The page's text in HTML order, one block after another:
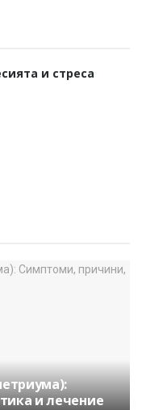
и стреса
и лечение